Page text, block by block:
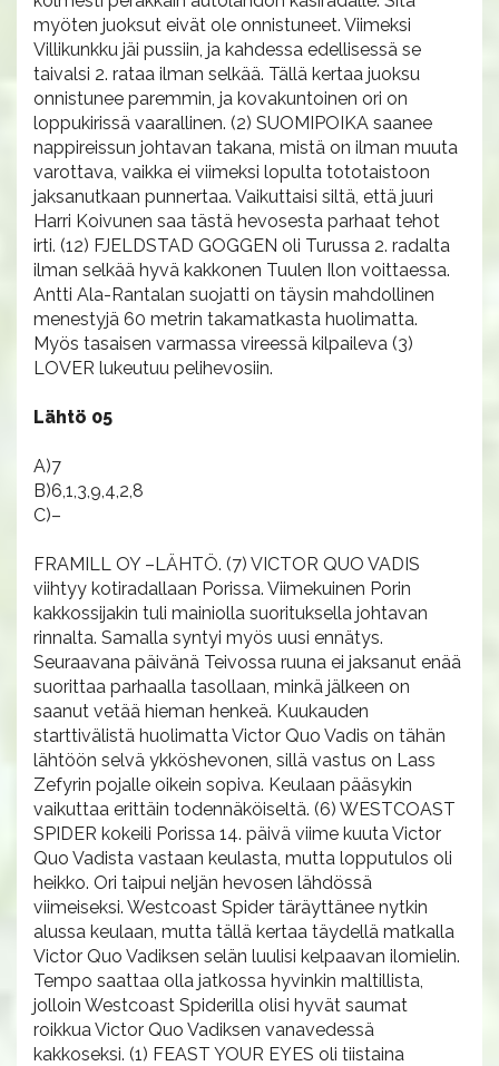
myöten juoksut eivät ole onnistuneet. Viimeksi
Villikunkku jäi pussiin, ja kahdessa edellisessä se
taivalsi 2. rataa ilman selkää. Tällä kertaa juoksu
onnistunee paremmin, ja kovakuntoinen ori on
loppukirissä vaarallinen. (2) SUOMIPOIKA saanee
nappireissun johtavan takana, mistä on ilman muuta
varottava, vaikka ei viimeksi lopulta tototaistoon
jaksanutkaan punnertaa. Vaikuttaisi siltä, että juuri
Harri Koivunen saa tästä hevosesta parhaat tehot
irti. (12) FJELDSTAD GOGGEN oli Turussa 2. radalta
ilman selkää hyvä kakkonen Tuulen Ilon voittaessa.
Antti Ala-Rantalan suojatti on täysin mahdollinen
menestyjä 60 metrin takamatkasta huolimatta.
Myös tasaisen varmassa vireessä kilpaileva (3)
LOVER lukeutuu pelihevosiin.
Lähtö 05
A)7
B)6,1,3,9,4,2,8
C)–
FRAMILL OY –LÄHTÖ. (7) VICTOR QUO VADIS
viihtyy kotiradallaan Porissa. Viimekuinen Porin
kakkossijakin tuli mainiolla suorituksella johtavan
rinnalta. Samalla syntyi myös uusi ennätys.
Seuraavana päivänä Teivossa ruuna ei jaksanut enää
suorittaa parhaalla tasollaan, minkä jälkeen on
saanut vetää hieman henkeä. Kuukauden
starttivälistä huolimatta Victor Quo Vadis on tähän
lähtöön selvä ykköshevonen, sillä vastus on Lass
Zefyrin pojalle oikein sopiva. Keulaan pääsykin
vaikuttaa erittäin todennäköiseltä. (6) WESTCOAST
SPIDER kokeili Porissa 14. päivä viime kuuta Victor
Quo Vadista vastaan keulasta, mutta lopputulos oli
heikko. Ori taipui neljän hevosen lähdössä
viimeiseksi. Westcoast Spider täräyttänee nytkin
alussa keulaan, mutta tällä kertaa täydellä matkalla
Victor Quo Vadiksen selän luulisi kelpaavan ilomielin.
Tempo saattaa olla jatkossa hyvinkin maltillista,
jolloin Westcoast Spiderilla olisi hyvät saumat
roikkua Victor Quo Vadiksen vanavedessä
kakkoseksi. (1) FEAST YOUR EYES oli tiistaina